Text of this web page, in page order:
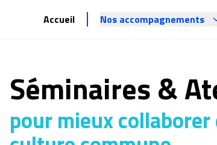
Accueil Nos accompagnements
Séminaires &
pour mieux